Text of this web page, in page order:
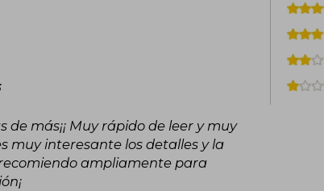
más¡¡ Muy rápido de leer y muy
muy interesante los detalles y la
ampliamente para